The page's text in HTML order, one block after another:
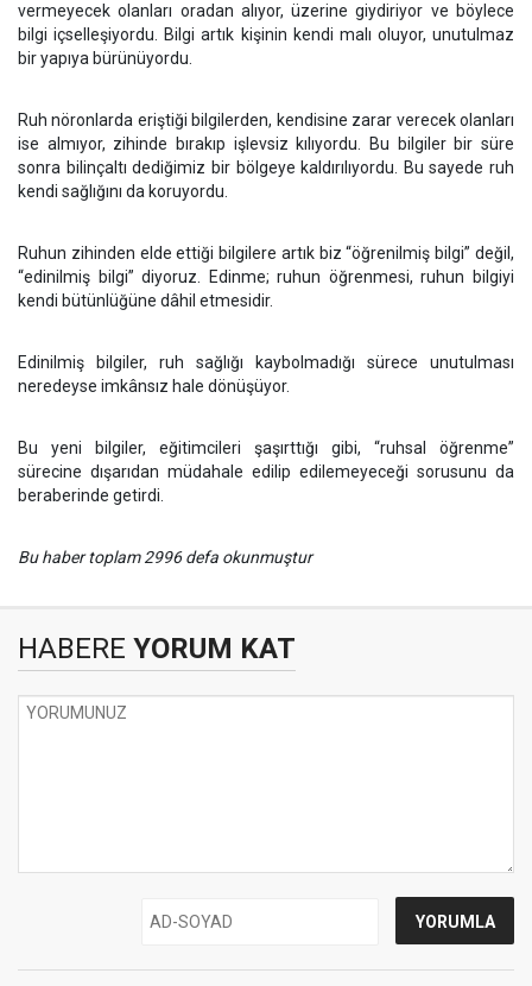
vermeyecek olanları oradan alıyor, üzerine giydiriyor ve böylece
bilgi içselleşiyordu. Bilgi artık kişinin kendi malı oluyor, unutulmaz
bir yapıya bürünüyordu.
Ruh nöronlarda eriştiği bilgilerden, kendisine zarar verecek olanları
ise almıyor, zihinde bırakıp işlevsiz kılıyordu. Bu bilgiler bir süre
sonra bilinçaltı dediğimiz bir bölgeye kaldırılıyordu. Bu sayede ruh
kendi sağlığını da koruyordu.
Ruhun zihinden elde ettiği bilgilere artık biz “öğrenilmiş bilgi” değil,
“edinilmiş bilgi” diyoruz. Edinme; ruhun öğrenmesi, ruhun bilgiyi
kendi bütünlüğüne dâhil etmesidir.
Edinilmiş bilgiler, ruh sağlığı kaybolmadığı sürece unutulması
neredeyse imkânsız hale dönüşüyor.
Bu yeni bilgiler, eğitimcileri şaşırttığı gibi, “ruhsal öğrenme”
sürecine dışarıdan müdahale edilip edilemeyeceği sorusunu da
beraberinde getirdi.
Bu haber toplam 2996 defa okunmuştur
HABERE YORUM KAT